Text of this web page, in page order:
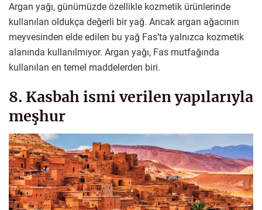
Argan yağı, günümüzde özellikle kozmetik ürünlerinde
kullanılan oldukça değerli bir yağ. Ancak argan ağacının
meyvesinden elde edilen bu yağ Fas’ta yalnızca kozmetik
alanında kullanılmıyor. Argan yağı, Fas mutfağında
kullanılan en temel maddelerden biri.
8. Kasbah ismi verilen yapılarıyla
meşhur